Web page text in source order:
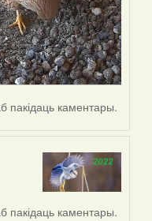
пакідаць каментары.
пакідаць каментары.